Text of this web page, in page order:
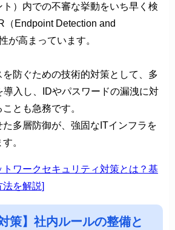
）内での不審な挙動をいち早く検
（Endpoint Detection and
が高まっています。
を防ぐための技術的対策として、多
導入し、IDやパスワードの漏洩に対
とも急務です。
多層防御が、強固なITインフラを
。
トワークセキュリティ対策とは？基
を解説]
策】社内ルールの整備と